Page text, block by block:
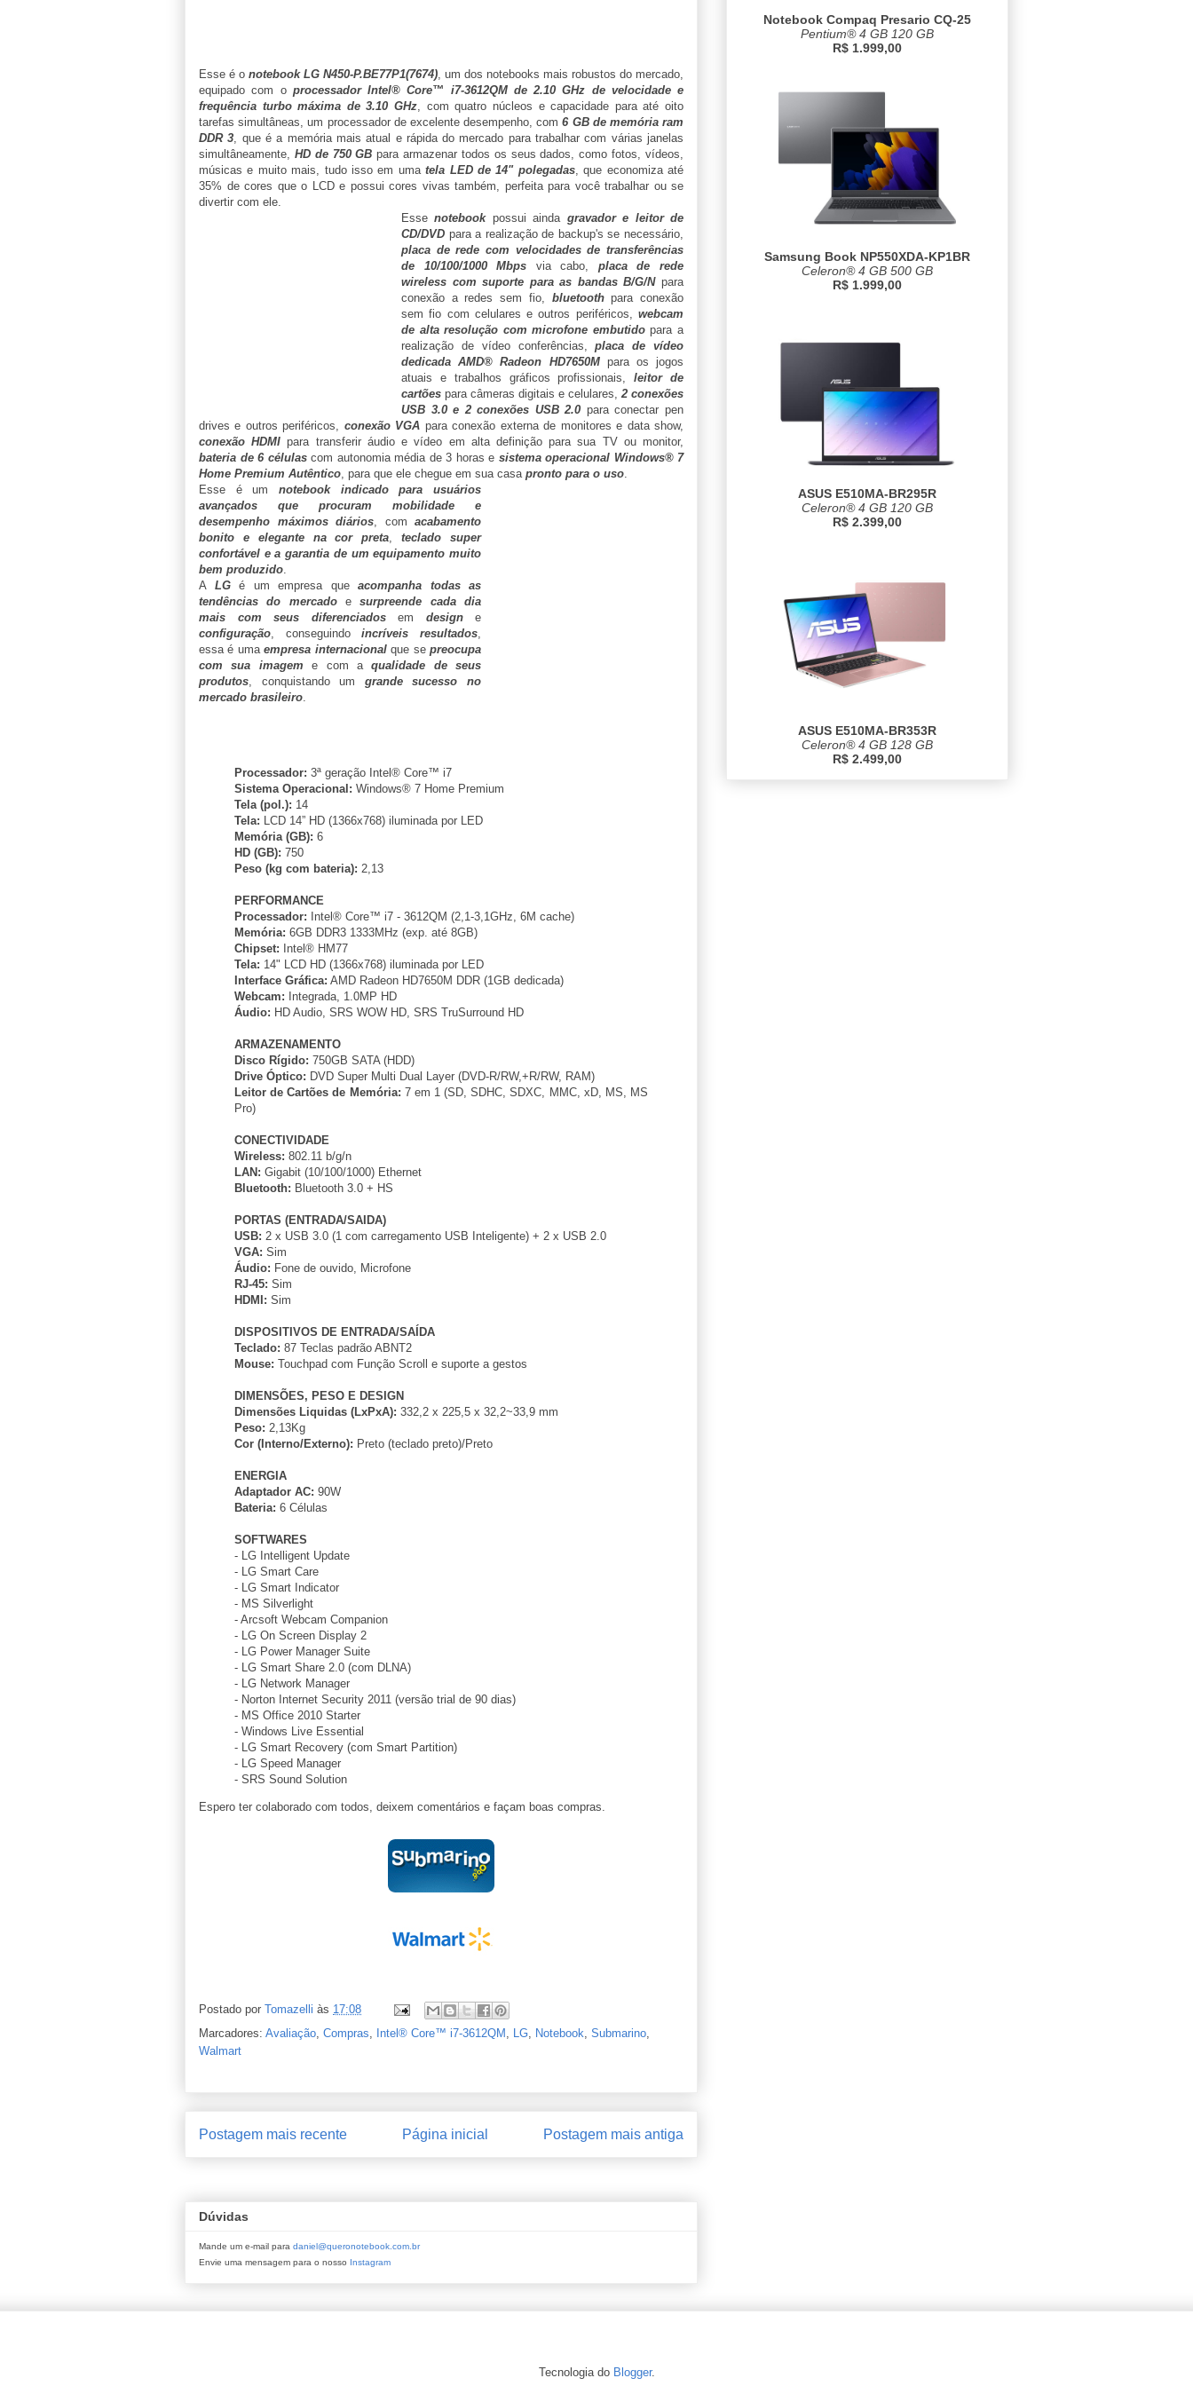
Esse é o notebook LG N450-P.BE77P1(7674), um dos notebooks mais robustos do mercado,
equipado com o processador Intel® Core™ i7-3612QM de 2.10 GHz de velocidade e
frequência turbo máxima de 3.10 GHz, com quatro núcleos e capacidade para até oito
tarefas simultâneas, um processador de excelente desempenho, com6 GB de memória ram
DDR 3, que é a memória mais atual e rápida do mercado para trabalhar com várias janelas
simultâneamente, HD de 750 GB para armazenar todos os seus dados, como fotos, vídeos,
músicas e muito mais, tudo isso em umatela LED de 14" polegadas, que economiza até
35% de cores que o LCD e possui cores vivas também, perfeita para você trabalhar ou se
divertir com ele.
Essenotebook possui ainda gravador e leitor de
CD/DVD para a realização de backup's se necessário,
placa de rede com velocidades de transferências
de 10/100/1000 Mbps via cabo, placa de rede
wireless com suporte para as bandas B/G/Npara
conexão a redes sem fio, bluetoothpara conexão
sem fio com celulares e outros periféricos, webcam
de alta resolução com microfone embutidopara a
realização de vídeo conferências,placa de vídeo
dedicada AMD® Radeon HD7650Mpara os jogos
atuais e trabalhos gráficos profissionais,leitor de
cartões para câmeras digitais e celulares, 2 conexões
USB 3.0 e 2 conexões USB 2.0 para conectar pen
drives e outros periféricos, conexão VGA para conexão externa de monitores e data show,
conexão HDMI para transferir áudio e vídeo em alta definição para sua TV ou monitor,
bateria de 6 célulascom autonomia média de 3 horas e sistema operacional Windows® 7
Home Premium Autêntico, para que ele chegue em sua casa pronto para o uso.
Esse é um notebook indicado para usuários
avançados que procuram mobilidade e
desempenho máximos diários, com acabamento
bonito e elegante na cor preta,teclado super
confortável e a garantia de um equipamento muito
bem produzido.
A LGé um empresa que acompanha todas as
tendências do mercadoesurpreende cada dia
mais com seus diferenciadosem designe
configuração, conseguindoincríveis resultados,
essa é umaempresa internacionalque sepreocupa
com sua imagem e com aqualidade de seus
produtos, conquistando um grande sucesso no
mercado brasileiro.
Processador: 3ª geração Intel® Core™ i7
Sistema Operacional: Windows® 7 Home Premium
Tela (pol.): 14
Tela: LCD 14” HD (1366x768) iluminada por LED
Memória (GB): 6
HD (GB): 750
Peso (kg com bateria): 2,13
PERFORMANCE
Processador: Intel® Core™ i7 - 3612QM (2,1-3,1GHz, 6M cache)
Memória: 6GB DDR3 1333MHz (exp. até 8GB)
Chipset: Intel® HM77
Tela: 14" LCD HD (1366x768) iluminada por LED
Interface Gráfica: AMD Radeon HD7650M DDR (1GB dedicada)
Webcam: Integrada, 1.0MP HD
Áudio: HD Audio, SRS WOW HD, SRS TruSurround HD
ARMAZENAMENTO
Disco Rígido: 750GB SATA (HDD)
Drive Óptico: DVD Super Multi Dual Layer (DVD-R/RW,+R/RW, RAM)
Leitor de Cartões de Memória: 7 em 1 (SD, SDHC, SDXC, MMC, xD, MS, MS
Pro)
CONECTIVIDADE
Wireless: 802.11 b/g/n
LAN: Gigabit (10/100/1000) Ethernet
Bluetooth: Bluetooth 3.0 + HS
PORTAS (ENTRADA/SAIDA)
USB: 2 x USB 3.0 (1 com carregamento USB Inteligente) + 2 x USB 2.0
VGA: Sim
Áudio: Fone de ouvido, Microfone
RJ-45: Sim
HDMI: Sim
DISPOSITIVOS DE ENTRADA/SAÍDA
Teclado: 87 Teclas padrão ABNT2
Mouse: Touchpad com Função Scroll e suporte a gestos
DIMENSÕES, PESO E DESIGN
Dimensões Liquidas (LxPxA): 332,2 x 225,5 x 32,2~33,9 mm
Peso: 2,13Kg
Cor (Interno/Externo): Preto (teclado preto)/Preto
ENERGIA
Adaptador AC: 90W
Bateria: 6 Células
SOFTWARES
- LG Intelligent Update
- LG Smart Care
- LG Smart Indicator
- MS Silverlight
- Arcsoft Webcam Companion
- LG On Screen Display 2
- LG Power Manager Suite
- LG Smart Share 2.0 (com DLNA)
- LG Network Manager
- Norton Internet Security 2011 (versão trial de 90 dias)
- MS Office 2010 Starter
- Windows Live Essential
- LG Smart Recovery (com Smart Partition)
- LG Speed Manager
- SRS Sound Solution
Espero ter colaborado com todos, deixem comentários e façam boas compras.
Postado por Tomazelli às 17:08
Marcadores: Avaliação, Compras, Intel® Core™ i7-3612QM , LG, Notebook, Submarino,
Walmart
Postagem mais recente Postagem mais antiga
Página inicial
Dúvidas
Mande um e-mail para daniel@queronotebook.com.br
Envie uma mensagem para o nosso Instagram
Notebook Compaq Presario CQ-25
Pentium® 4 GB 120 GB
R$ 1.999,00
Samsung Book NP550XDA-KP1BR
Celeron® 4 GB 500 GB
R$ 1.999,00
ASUS E510MA-BR295R
Celeron® 4 GB 120 GB
R$ 2.399,00
ASUS E510MA-BR353R
Celeron® 4 GB 128 GB
R$ 2.499,00
Tecnologia do Blogger.